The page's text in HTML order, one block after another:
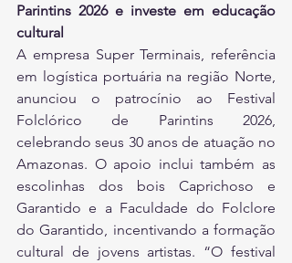
Parintins 2026 e investe em educação
cultural
A empresa Super Terminais, referência
em logística portuária na região Norte,
anunciou o patrocínio ao Festival
Folclórico de Parintins 2026,
celebrando seus 30 anos de atuação no
Amazonas. O apoio inclui também as
escolinhas dos bois Caprichoso e
Garantido e a Faculdade do Folclore
do Garantido, incentivando a formação
cultural de jovens artistas. “O festival